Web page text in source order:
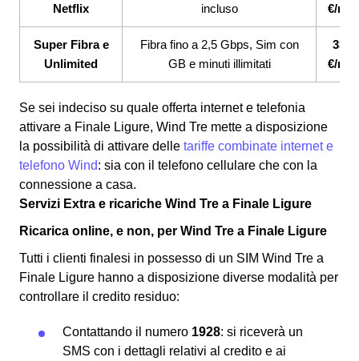
Netflix
incluso
€/
Super Fibra e
Unlimited
Fibra fino a 2,5 Gbps, Sim con
GB e minuti illimitati
€/
Se sei indeciso su quale offerta internet e telefonia
attivare a Finale Ligure, Wind Tre mette a disposizione
la possibilità di attivare delle tariffe combinate internet e
telefono Wind: sia con il telefono cellulare che con la
connessione a casa.
Servizi Extra e ricariche Wind Tre a Finale Ligure
Ricarica online, e non, per Wind Tre a Finale Ligure
Tutti i clienti finalesi in possesso di un SIM Wind Tre a
Finale Ligure hanno a disposizione diverse modalità per
controllare il credito residuo:
Contattando il numero 1928: si riceverà un
SMS con i dettagli relativi al credito e ai